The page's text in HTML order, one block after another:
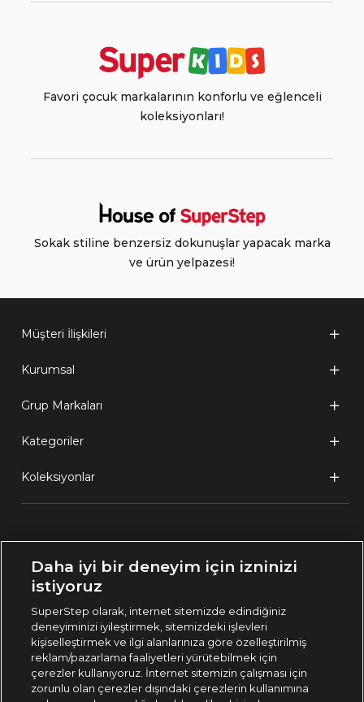
Favori çocuk markalarının konforlu ve eğlenceli
koleksiyonları!
Sokak stiline benzersiz dokunuşlar yapacak marka
ve ürün yelpazesi!
Müşteri İlişkileri
Kurumsal
Grup Markaları
Kategoriler
Koleksiyonlar
🇹🇷 Türkiye
444 37 36
Uygulamadan Takip Edin
Daha iyi bir deneyim için izninizi
istiyoruz
SuperStep olarak, internet sitemizde edindiğiniz
deneyiminizi iyileştirmek, sitemizdeki işlevleri
kişiselleştirmek ve ilgi alanlarınıza göre özelleştirilmiş
reklam/pazarlama faaliyetleri yürütebilmek için
çerezler kullanıyoruz. İnternet sitemizin çalışması için
zorunlu olan çerezler dışındaki çerezlerin kullanımına